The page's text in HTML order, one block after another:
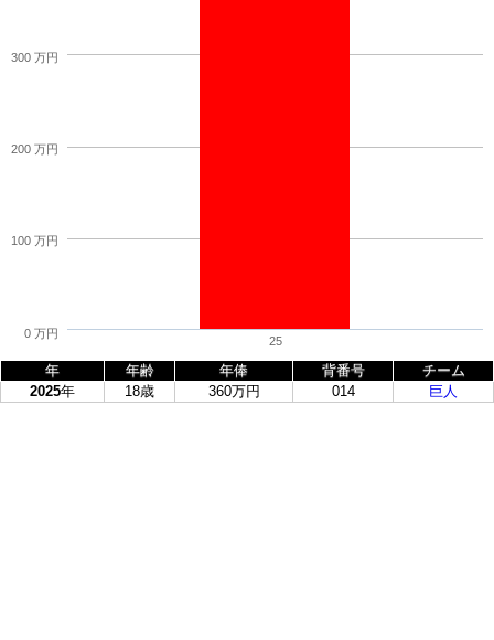
25
0 万円
100 万円
200 万円
300 万円
年 年齢 年俸 背番号
チーム
2025年 18歳 360万円 014 巨人